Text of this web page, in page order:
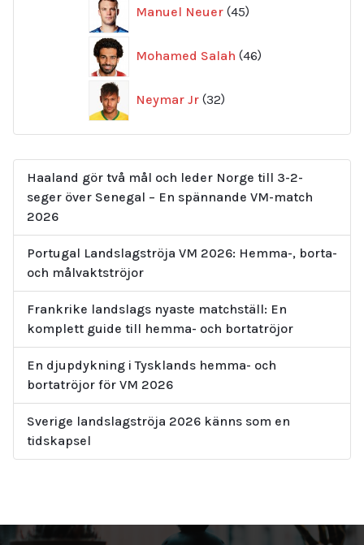
Manuel Neuer 45
produkter
Mohamed Salah 46
produkter
Neymar Jr 32
produkter
Haaland gör två mål och leder Norge till 3-2-
seger över Senegal – En spännande VM-match
2026
Portugal Landslagströja VM 2026: Hemma-, borta-
och målvaktströjor
Frankrike landslags nyaste matchställ: En
komplett guide till hemma- och bortatröjor
En djupdykning i Tysklands hemma- och
bortatröjor för VM 2026
Sverige landslagströja 2026 känns som en
tidskapsel